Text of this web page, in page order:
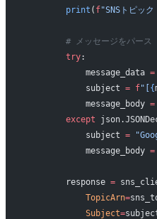
        print
( f"SNSトピック
        # メッセージをパース
        try
:
            message_data
=
            subject
= f"[ {
            message_body
=
        except
            subject
=
            message_body
=
        response
=
            TopicArn
=
            Subject
=